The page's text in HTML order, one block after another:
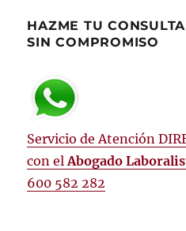
HAZME TU
SIN COMPROMISO
Servicio de Atención
con elAbogado
600 582 282